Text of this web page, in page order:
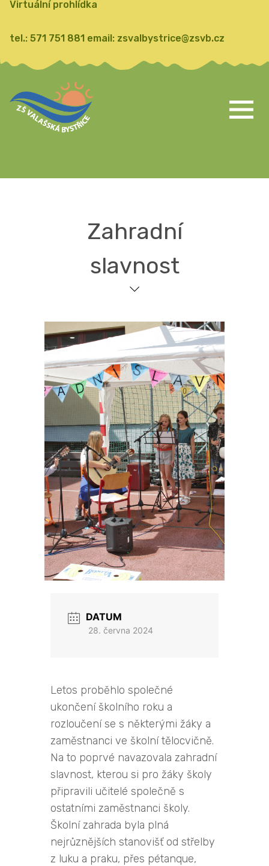
Virtuální prohlídka
tel.: 571 751 881 email: zsvalbystrice@zsvb.cz
Zahradní
slavnost
DATUM
28. června 2024
Letos proběhlo společné
ukončení školního roku a
rozloučení se s některými žáky a
zaměstnanci ve školní tělocvičně.
Na to poprvé navazovala zahradní
slavnost, kterou si pro žáky školy
připravili učitelé společně s
ostatními zaměstnanci školy.
Školní zahrada byla plná
nejrůznějších stanovišť od střelby
z luku a praku, přes pétanque,